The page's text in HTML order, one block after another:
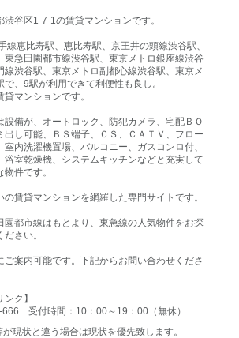
谷区1-7-1の賃貸マンションです。
線恵比寿駅、恵比寿駅、京王井の頭線渋谷駅、
東急田園都市線渋谷駅、東京メトロ銀座線渋谷
線渋谷駅、東京メトロ副都心線渋谷駅、東京メ
で、9駅が利用できて利便性も良し。
マンションです。
設備が、オートロック、防犯カメラ、宅配ＢＯ
出し可能、ＢＳ端子、ＣＳ、ＣＡＴＶ、フロー
室内洗濯機置場、バルコニー、ガスコンロ付、
浴室乾燥機、システムキッチンなどと充実して
件です。
賃貸マンションを網羅した専門サイトです。
園都市線はもとより、東急線の人気物件をお探
さい。
ご案内可能です。下記からお問い合わせくださ
ク】
受付時間：10：00～19：00（無休）
現状と違う場合は現状を優先致します。